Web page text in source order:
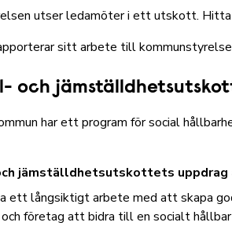
utser ledamöter i ett utskott.
sitt arbete till
och
har ettprogram för social
jämställdhetsutskottets uppdrag
ett långsiktigt arbete med att skapa
företag att bidra till en socialt